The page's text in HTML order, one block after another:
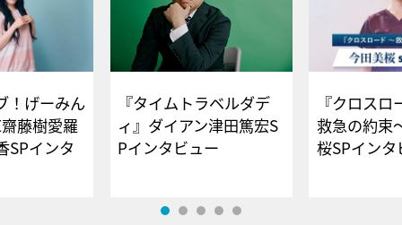
！げーみん
藤樹愛羅
SPインタ
『タイムトラベルダデ
ィ』ダイアン津田篤宏S
Pインタビュー
『クロス
救急の約束
桜SPイ